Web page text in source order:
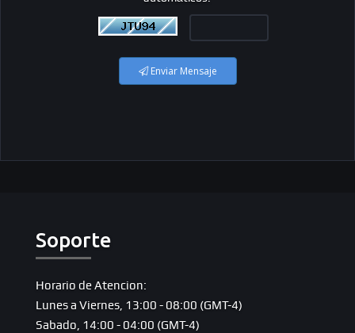
Enviar Mensaje
Soporte
Horario de Atencion:
Lunes a Viernes, 13:00 - 08:00 (GMT-4)
Sabado, 14:00 - 04:00 (GMT-4)